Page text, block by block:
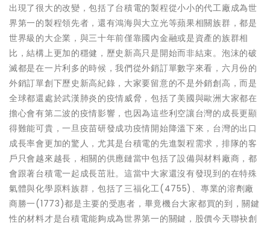
出現了很大的改變，包括了台積電的製程從小小的代工廠成為世
界第一的製程領先者，還有鴻海與大立光等蘋果相關族群，都是
世界級的大企業，與三十年前僅靠國內金融或是資產的族群相
比，結構上更加的穩健，歷史新高只是開始而非結束。泡沫的破
滅都是在一片利多的時候，我們從外銷訂單數字來看，六月份的
外銷訂單創下歷史新高紀錄，大家要留意的不是外銷創高，而是
全球都還處於武漢肺炎的疫情威脅，包括了美國與歐洲大家都在
擔心會有第二波的疫情影響，也因為這些利空讓台灣的成長更顯
得難能可貴，一旦疫苗研發成功疫情開始降溫下來，台灣的出口
成長率會更加的驚人，尤其是台積電的先進製程需求，排隊的客
戶只會越來越長，相關的供應鏈當中包括了設備與材料廠商，都
會跟著台積電一起成長茁壯。這當中大家還沒有發現到的在特殊
氣體與化學原料族群，包括了三福化工(4755)、專業的溶劑廠
商勝一(1773)都是主要的受惠者，畢竟機台大家都買的到，關鍵
性的材料才是台積電能夠成為世界第一的關鍵，股價今天聯袂創